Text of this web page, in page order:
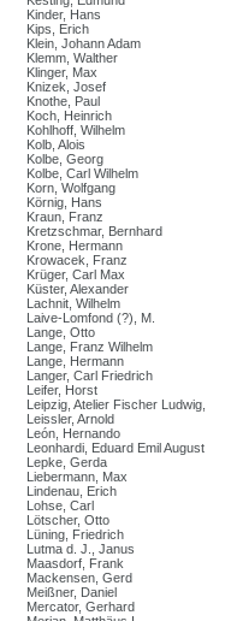
Kinder, Hans
Kips, Erich
Klein, Johann Adam
Klemm, Walther
Klinger, Max
Knizek, Josef
Knothe, Paul
Koch, Heinrich
Kohlhoff, Wilhelm
Kolb, Alois
Kolbe, Georg
Kolbe, Carl Wilhelm
Korn, Wolfgang
Körnig, Hans
Kraun, Franz
Kretzschmar, Bernhard
Krone, Hermann
Krowacek, Franz
Krüger, Carl Max
Küster, Alexander
Lachnit, Wilhelm
Laive-Lomfond (?), M.
Lange, Otto
Lange, Franz Wilhelm
Lange, Hermann
Langer, Carl Friedrich
Leifer, Horst
Leipzig, Atelier Fischer Ludwig,
Leissler, Arnold
León, Hernando
Leonhardi, Eduard Emil August
Lepke, Gerda
Liebermann, Max
Lindenau, Erich
Lohse, Carl
Lötscher, Otto
Lüning, Friedrich
Lutma d. J., Janus
Maasdorf, Frank
Mackensen, Gerd
Meißner, Daniel
Mercator, Gerhard